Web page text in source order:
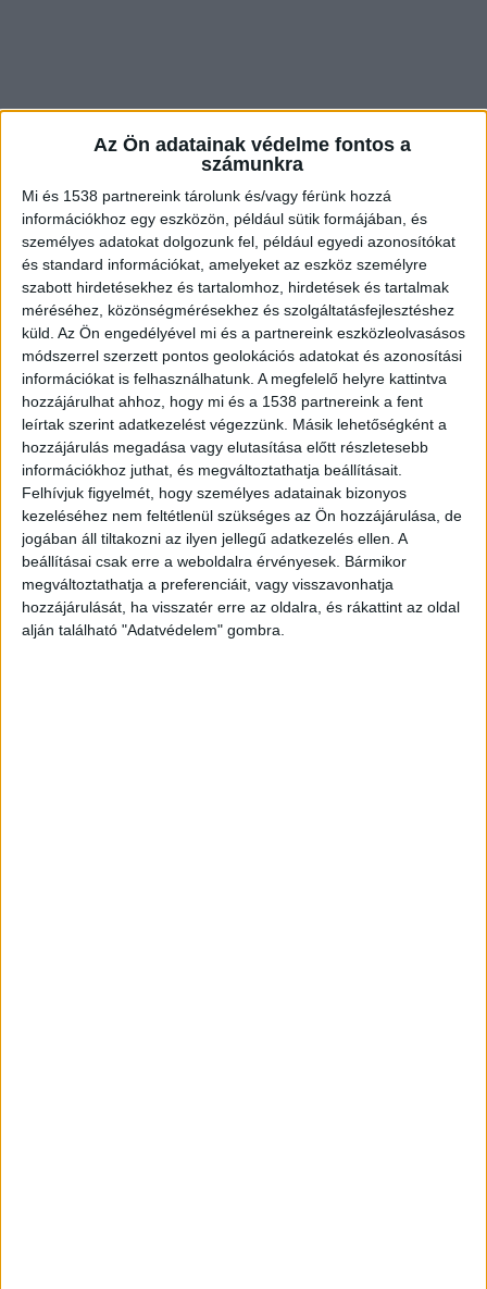
Az Ön adatainak védelme fontos a
számunkra
Mi és 1538 partnereink tárolunk és/vagy férünk hozzá
információkhoz egy eszközön, például sütik formájában, és
személyes adatokat dolgozunk fel, például egyedi azonosítókat
és standard információkat, amelyeket az eszköz személyre
szabott hirdetésekhez és tartalomhoz, hirdetések és tartalmak
méréséhez, közönségmérésekhez és szolgáltatásfejlesztéshez
küld. Az Ön engedélyével mi és a partnereink eszközleolvasásos
módszerrel szerzett pontos geolokációs adatokat és azonosítási
információkat is felhasználhatunk. A megfelelő helyre kattintva
hozzájárulhat ahhoz, hogy mi és a 1538 partnereink a fent
leírtak szerint adatkezelést végezzünk. Másik lehetőségként a
hozzájárulás megadása vagy elutasítása előtt részletesebb
információkhoz juthat, és megváltoztathatja beállításait.
Felhívjuk figyelmét, hogy személyes adatainak bizonyos
kezeléséhez nem feltétlenül szükséges az Ön hozzájárulása, de
jogában áll tiltakozni az ilyen jellegű adatkezelés ellen. A
beállításai csak erre a weboldalra érvényesek. Bármikor
megváltoztathatja a preferenciáit, vagy visszavonhatja
hozzájárulását, ha visszatér erre az oldalra, és rákattint az oldal
alján található "Adatvédelem" gombra.
Beszédet mondott volna Menczer Tamás
“A holnapi napon a 17 órakor kezdődő nemzeti
ünnepen Menczer Tamás országgyűlési képviselő
is részt vesz. A falu által szervezett nemzeti
ünnepből az 56-os színdarabot megtekinti és a
polgármesteri beszédet követően rövid
köszöntőt mond ő is a nemzeti ünnep
alkalmából. Bizonyára készülnek a Képviselő
úrról fotók, amelyeken pilisborosjenőiek nem
látszanak: őt (és maximum engem) fotózzák, nem
az iskolásokat. Ezt követően Menczer Tamás a
pilisszentkereszti ’56-os megemlékezésre
eltávozik, egy kollégája marad itt és fáklyával
felkísér bennünket a templomkertbe, majd
Menczer Tamás OGY-képviselő nevében koszorút